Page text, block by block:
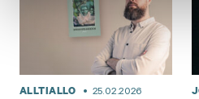
ALLTIALLO 25.02.2026